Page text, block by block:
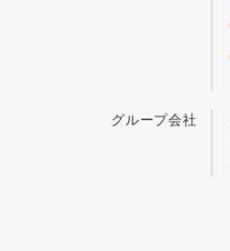
グループ会社